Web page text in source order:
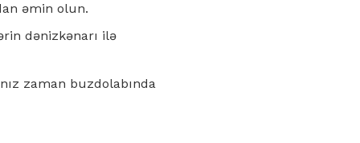
əmin olun.
dənizkənarı ilə
zaman buzdolabında